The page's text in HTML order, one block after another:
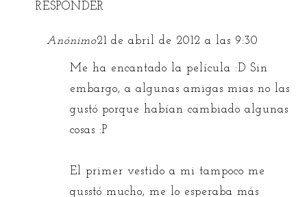
RESPONDER
Anónimo21 de abril de 2012 a las 9:30
Me ha encantado la película :D Sin
embargo, a algunas amigas mias no las
gustó porque habían cambiado algunas
cosas :P
El primer vestido a mi tampoco me
gusstó mucho, me lo esperaba más